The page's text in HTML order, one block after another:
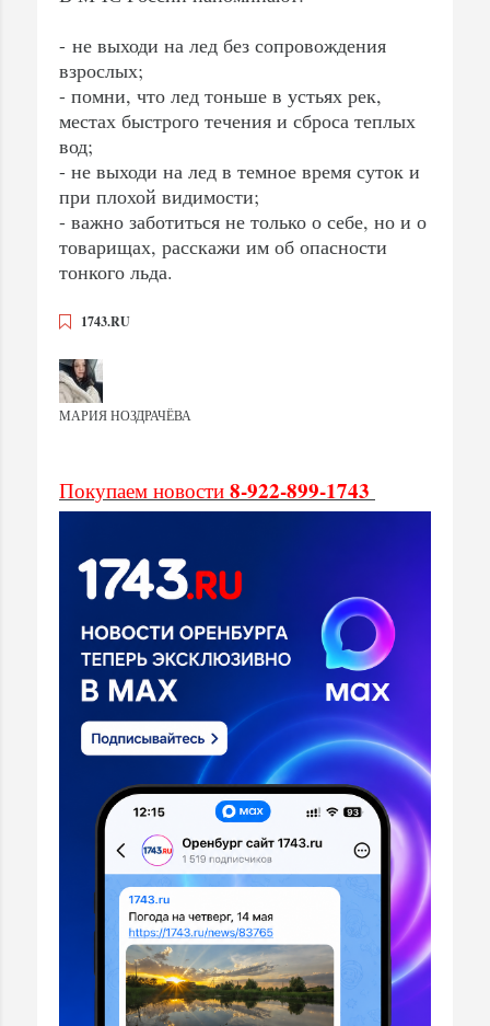
- не выходи на лед без сопровождения
взрослых;
- помни, что лед тоньше в устьях рек,
местах быстрого течения и сброса теплых
вод;
- не выходи на лед в темное время суток и
при плохой видимости;
- важно заботиться не только о себе, но и о
товарищах, расскажи им об опасности
тонкого льда.
1743.RU
МАРИЯ НОЗДРАЧЁВА
Покупаем новости 8-922-899-1743